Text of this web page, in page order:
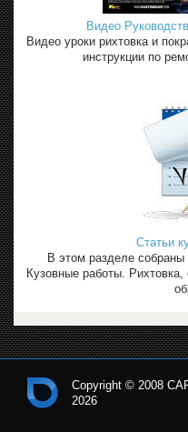
Видео
Видео уроки рихтовка и
инструкции по
Статьи
В этом разделе
Кузовные работы. Рихтовка,
Copyright © 2008
2026